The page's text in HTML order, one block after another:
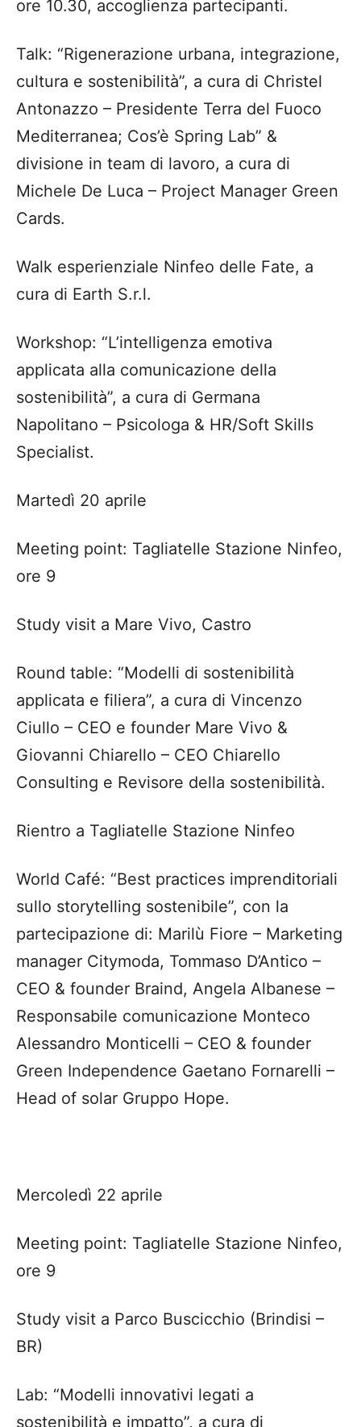
ore 10.30, accoglienza partecipanti.
Talk: “Rigenerazione urbana, integrazione,
cultura e sostenibilità”, a cura di Christel
Antonazzo – Presidente Terra del Fuoco
Mediterranea; Cos’è Spring Lab” &
divisione in team di lavoro, a cura di
Michele De Luca – Project Manager Green
Cards.
Walk esperienziale Ninfeo delle Fate, a
cura di Earth S.r.l.
Workshop: “L’intelligenza emotiva
applicata alla comunicazione della
sostenibilità”, a cura di Germana
Napolitano – Psicologa & HR/Soft Skills
Specialist.
Martedì 20 aprile
Meeting point: Tagliatelle Stazione Ninfeo,
ore 9
Study visit a Mare Vivo, Castro
Round table: “Modelli di sostenibilità
applicata e filiera”, a cura di Vincenzo
Ciullo – CEO e founder Mare Vivo &
Giovanni Chiarello – CEO Chiarello
Consulting e Revisore della sostenibilità.
Rientro a Tagliatelle Stazione Ninfeo
World Café: “Best practices imprenditoriali
sullo storytelling sostenibile”, con la
partecipazione di: Marilù Fiore – Marketing
manager Citymoda, Tommaso D’Antico –
CEO & founder Braind, Angela Albanese –
Responsabile comunicazione Monteco
Alessandro Monticelli – CEO & founder
Green Independence Gaetano Fornarelli –
Head of solar Gruppo Hope.
Mercoledì 22 aprile
Meeting point: Tagliatelle Stazione Ninfeo,
ore 9
Study visit a Parco Buscicchio (Brindisi –
BR)
Lab: “Modelli innovativi legati a
sostenibilità e impatto”, a cura di